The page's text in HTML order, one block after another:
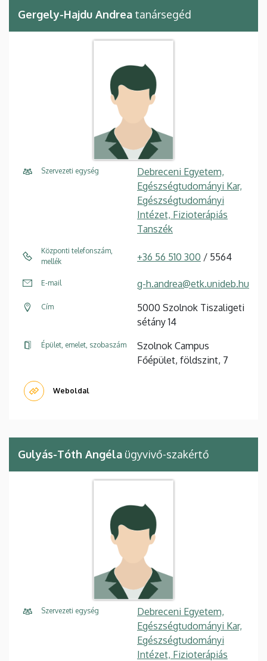
Gergely-Hajdu Andrea tanársegéd
Szervezeti egység
Debreceni Egyetem,
Egészségtudományi Kar,
Egészségtudományi
Intézet, Fizioterápiás
Tanszék
Központi telefonszám,
mellék
+36 56 510 300 / 5564
E-mail g-h.andrea@etk.unideb.hu
Cím
5000 Szolnok Tiszaligeti
sétány 14
Épület, emelet, szobaszám
Szolnok Campus
Főépület, földszint, 7
Weboldal
Gulyás-Tóth Angéla ügyvivő-szakértő
Szervezeti egység
Debreceni Egyetem,
Egészségtudományi Kar,
Egészségtudományi
Intézet, Fizioterápiás